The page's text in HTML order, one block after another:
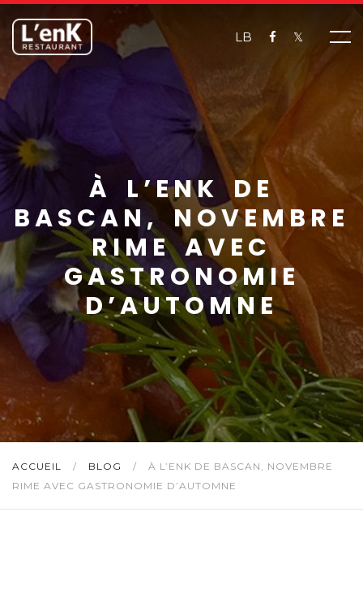
LB 𝕏
À L’ENK DE
BASCAN, NOVEMBRE
RIME AVEC
GASTRONOMIE
D’AUTOMNE
ACCUEIL / BLOG /
À L’ENK DE BASCAN, NOVEMBRE
RIME AVEC GASTRONOMIE D’AUTOMNE